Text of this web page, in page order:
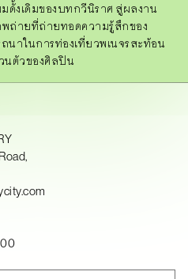
ดั้งเดิมของบทกวีนิราศ สู่ผลงาน
ถ่ายที่ถ่ายทอดความรู้สึกของ
นาในการท่องเที่ยวพเนจรสะท้อน
นตัวของศิลปิน